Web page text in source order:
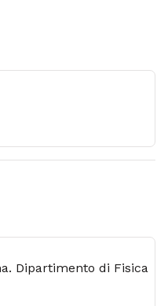
Dipartimento di Fisica